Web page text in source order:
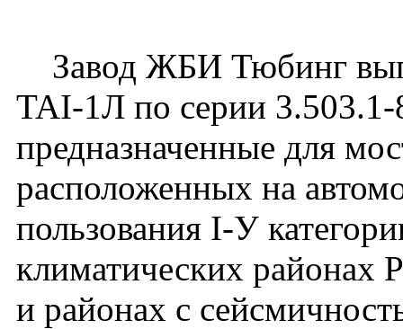
Завод ЖБИ Тюбинг
TAI-1Л по серии
предназначенные для
расположенных на
пользования I-У
климатических районах
и районах с